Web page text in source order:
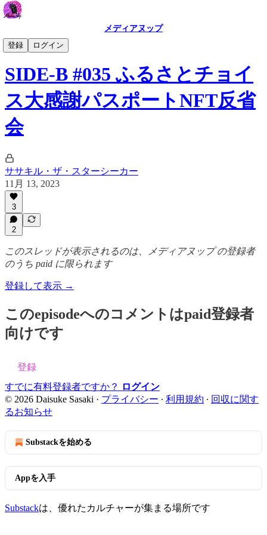
メディアヌップ
登録
ログイン
SIDE-B
SIDE-B #035 ふるさとチョイ
ス大感謝パスポートNFT反省
会
ササキル・ザ・スターシーカー
11月 13, 2023
3
2
このスレッドが表示されるのは、メディアヌップ の登録者
のうち paid に限られます
登録して表示 →
このepisodeへのコメントはpaid登録者
向けです
登録
すでに有料登録者ですか？
ログイン
© 2026 Daisuke Sasaki · プライバシー ∙ 利用規約 ∙ 回収に関す
るお知らせ
Substackを始める
Appを入手
Substackは、優れたカルチャーが集まる場所です